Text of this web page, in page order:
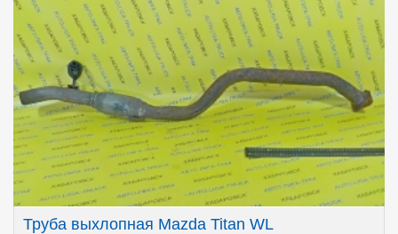
Труба выхлопная Mazda Titan WL